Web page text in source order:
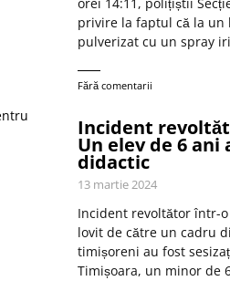
orei 14:11, polițiștii
privire la faptul că la un
pulverizat cu un spray
Fără comentarii
Incident
Un elev de 6
didactic
13 martie 2024
Incident revoltător într-
lovit de către un cadru
timișoreni au fost
Timișoara, un minor de